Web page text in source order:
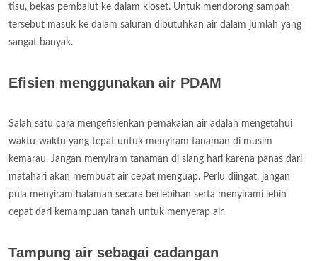
tisu, bekas pembalut ke dalam kloset. Untuk mendorong sampah
tersebut masuk ke dalam saluran dibutuhkan air dalam jumlah yang
sangat banyak.
Efisien menggunakan air PDAM
Salah satu cara mengefisienkan pemakaian air adalah mengetahui
waktu-waktu yang tepat untuk menyiram tanaman di musim
kemarau. Jangan menyiram tanaman di siang hari karena panas dari
matahari akan membuat air cepat menguap. Perlu diingat, jangan
pula menyiram halaman secara berlebihan serta menyirami lebih
cepat dari kemampuan tanah untuk menyerap air.
Tampung air sebagai cadangan